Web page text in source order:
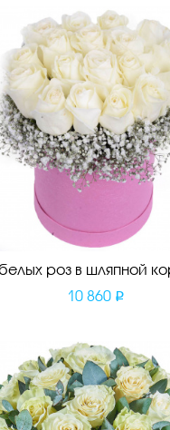
роз в шляпной
10 860